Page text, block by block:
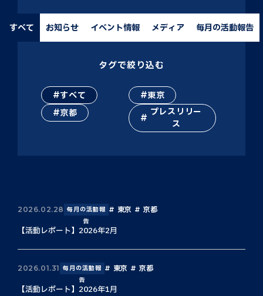
すべて お知らせ イベント情報 メディア 毎月の活動報告
タグで絞り込む
すべて
東京
京都
プレスリリー
ス
2026.02.28 毎月の活動報
告
東京 京都
【活動レポート】2026年2月
2026.01.31 毎月の活動報
告
東京 京都
【活動レポート】2026年1月